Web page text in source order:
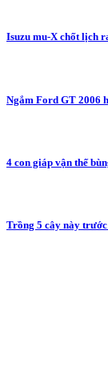
Isuzu mu-X chốt lịch
Ngắm Ford GT 2006
4 con giáp vận thế
Trồng 5 cây này